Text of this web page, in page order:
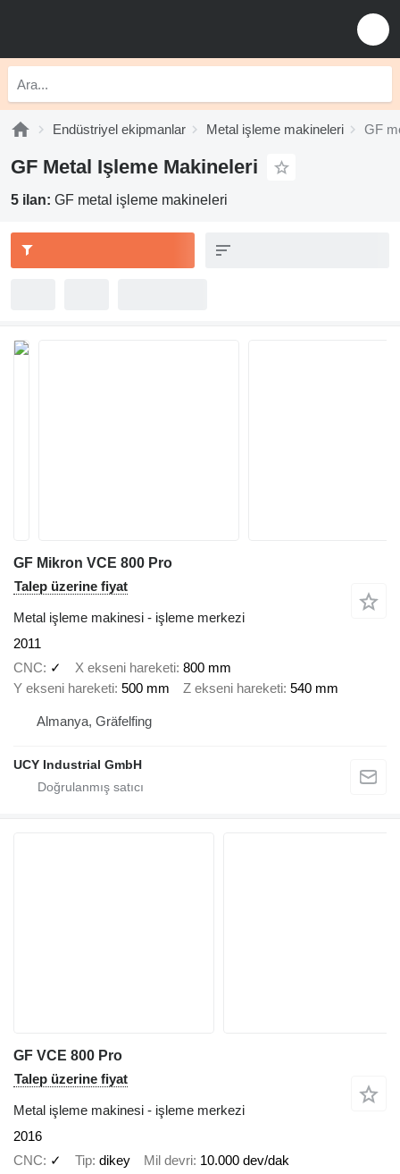
Endüstriyel ekipmanlar Metal işleme makineleri GF
GF Metal Işleme Makineleri
5 ilan: GF metal işleme makineleri
GF Mikron VCE 800 Pro
Talep üzerine fiyat
Metal işleme makinesi - işleme merkezi
2011
CNC
✓ X ekseni hareketi 800 mm
Y ekseni hareketi 500 mm Z ekseni hareketi 540 mm
Almanya, Gräfelfing
UCY Industrial GmbH
GF VCE 800 Pro
Talep üzerine fiyat
Metal işleme makinesi - işleme merkezi
2016
CNC
✓ Tip dikey Mil devri 10.000 dev/dak